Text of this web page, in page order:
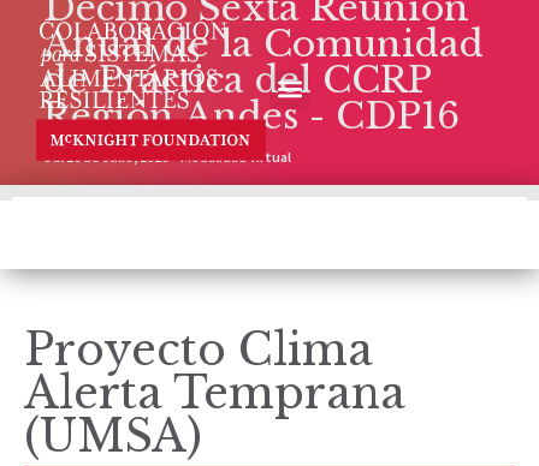
Anual de la Comunidad
de Práctica del CCRP
Región Andes - CDP16
6 al 16 de Julio, 2020 – Modalidad Virtual
Proyecto Clima
Alerta Temprana
(UMSA)